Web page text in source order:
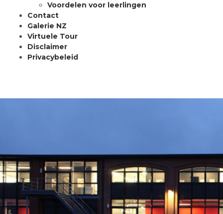
Voordelen voor leerlingen
Contact
Galerie NZ
Virtuele Tour
Disclaimer
Privacybeleid